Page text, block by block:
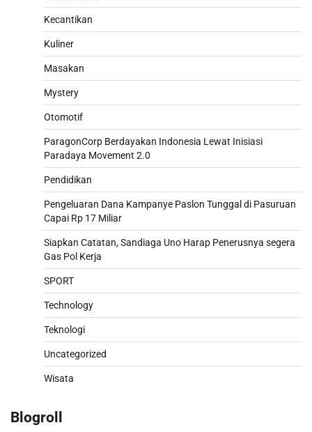
Kecantikan
Kuliner
Masakan
Mystery
Otomotif
ParagonCorp Berdayakan Indonesia Lewat Inisiasi
Paradaya Movement 2.0
Pendidikan
Pengeluaran Dana Kampanye Paslon Tunggal di Pasuruan
Capai Rp 17 Miliar
Siapkan Catatan, Sandiaga Uno Harap Penerusnya segera
Gas Pol Kerja
SPORT
Technology
Teknologi
Uncategorized
Wisata
Blogroll